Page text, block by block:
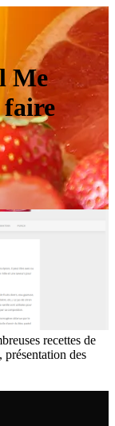
Me
faire
recettes de
des